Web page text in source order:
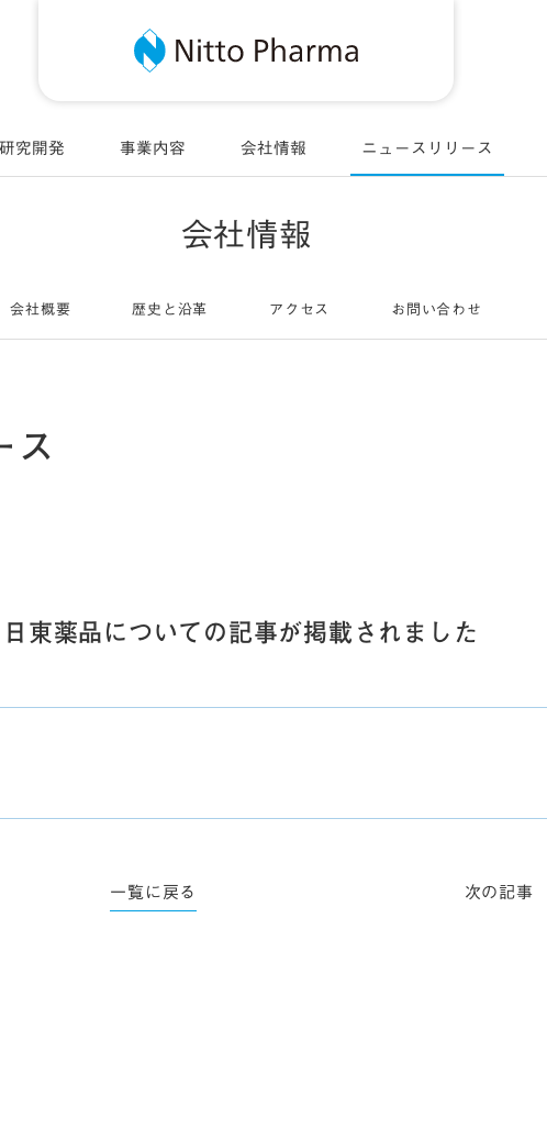
研究開発 事業内容 会社情報 ニュースリリース
会社情報
会社概要 歴史と沿革 アクセス お問い合わせ
ス
東薬品についての記事が掲載されました
一覧に戻る 次の記事